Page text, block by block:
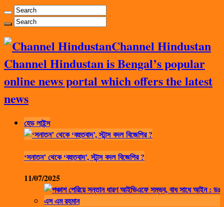
Channel Hindustan
Channel Hindustan is Bengal’s popular
online news portal which offers the latest
news
হেড লাইন্স
‘সনাতন’ থেকে ‘বহুতবাদ’, স্টান্স বদল বিজেপির ?
11/07/2025